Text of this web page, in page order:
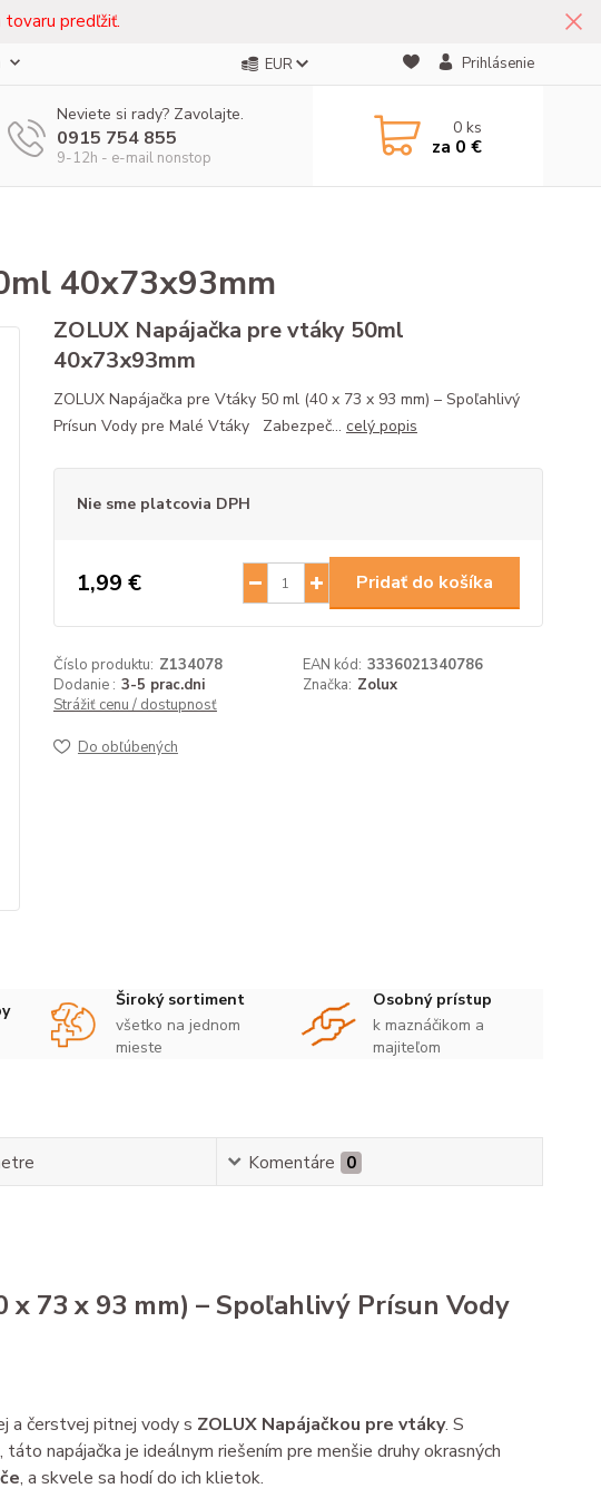
predľžiť.
EUR Prihlásenie
Neviete si rady? Zavolajte.
0915 754 855
9-12h - e-mail nonstop
0ks
za 0 €
40x73x93mm
ZOLUX Napájačka pre vtáky 50ml
40x73x93mm
ZOLUX Napájačka pre Vtáky 50 ml (40 x 73 x 93 mm) – Spoľahlivý
Prísun Vody pre Malé Vtáky Zabezpeč... celý popis
Nie sme platcovia DPH
1,99 € Pridať do košíka
Číslo produktu: Z134078 EAN kód: 3336021340786
Dodanie : 3-5 prac.dni Značka: Zolux
Strážiť cenu / dostupnosť
Do obľúbených
Široký sortiment
všetko na jednom
mieste
Osobný prístup
k maznáčikom a
majiteľom
Komentáre 0
x 73 x 93 mm) – Spoľahlivý Prísun Vody
a čerstvej pitnej vody s ZOLUX Napájačkou pre vtáky. S
, táto napájačka je ideálnym riešením pre menšie druhy okrasných
, a skvele sa hodí do ich klietok.